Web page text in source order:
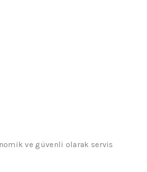
ve güvenli olarak servis